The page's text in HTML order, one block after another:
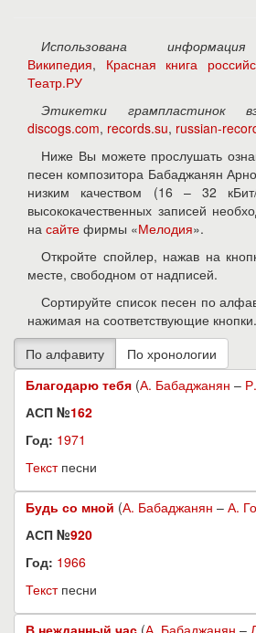
Использована
Википедия, Красная книга
Театр.РУ
Этикетки грампластинок
discogs.com, records.su, russian-
Ниже Вы можете прослушать
песен композитора Бабаджанян
низким качеством (16 – 32
высококачественных записей
на сайте фирмы «Мелодия».
Откройте спойлер, нажав на
месте, свободном от надписей.
Сортируйте список песен по
нажимая на соответствующие кнопки.
Благодарю тебя (А. Бабаджанян –
АСП №162
Год: 1971
Текстпесни
Будь со мной (А. Бабаджанян – А.
АСП №920
Год: 1966
Текстпесни
В нежданный час (А. Бабаджанян –